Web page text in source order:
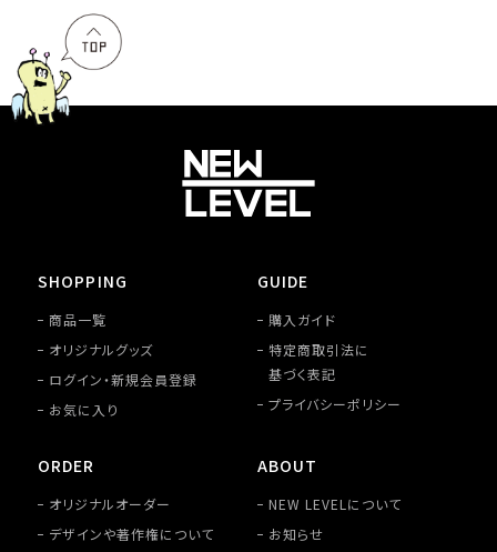
SHOPPING
商品一覧
オリジナルグッズ
ログイン・新規会員登録
お気に入り
GUIDE
購入ガイド
特定商取引法に
基づく表記
プライバシーポリシー
ORDER
オリジナルオーダー
デザインや著作権について
ABOUT
NEW LEVELについて
お知らせ